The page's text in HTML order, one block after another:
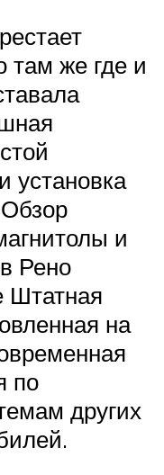
там же где и
установка
и
Рено
Штатная
на
по
других